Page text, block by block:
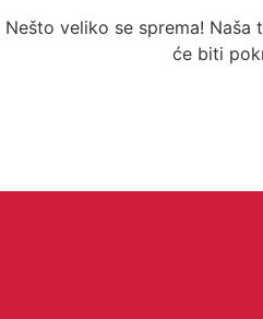
Nešto veliko se sprema!
će biti